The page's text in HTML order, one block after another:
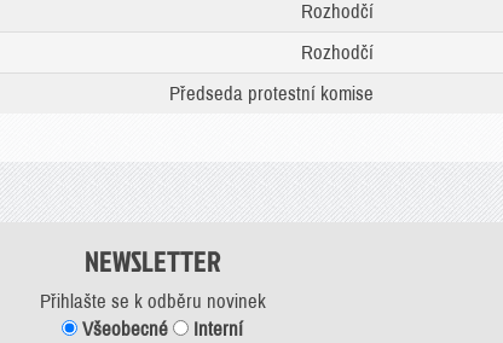
Rozhodčí
Rozhodčí
Předseda protestní komise
NEWSLETTER
Přihlašte se k odběru novinek
Všeobecné
Interní